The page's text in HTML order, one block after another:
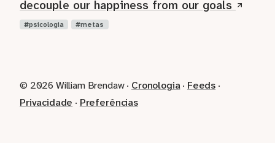
decouple our happiness from our goals
psicologia metas
© 2026 William Brendaw · Cronologia· Feeds ·
Privacidade · Preferências